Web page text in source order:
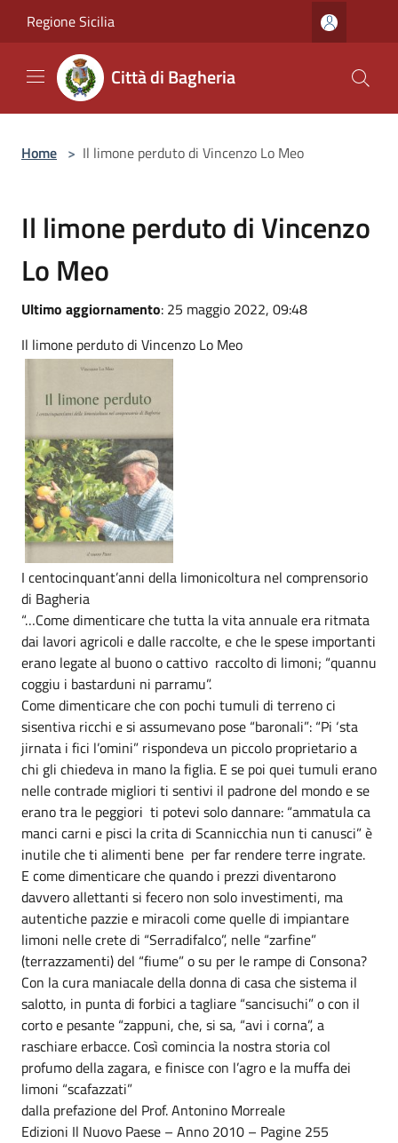
Regione Sicilia
Città di Bagheria
Home > Il limone perduto di Vincenzo Lo Meo
Il limone perduto di Vincenzo
Lo Meo
Ultimo aggiornamento: 25 maggio 2022, 09:48
Il limone perduto di Vincenzo Lo Meo
I centocinquant’anni della limonicoltura nel comprensorio
di Bagheria
“…Come dimenticare che tutta la vita annuale era ritmata
dai lavori agricoli e dalle raccolte, e che le spese importanti
erano legate al buono o cattivo raccolto di limoni; “quannu
coggiu i bastarduni ni parramu”.
Come dimenticare che con pochi tumuli di terreno ci
sisentiva ricchi e si assumevano pose “baronali”: “Pi ‘sta
jirnata i fici l’omini” rispondeva un piccolo proprietario a
chi gli chiedeva in mano la figlia. E se poi quei tumuli erano
nelle contrade migliori ti sentivi il padrone del mondo e se
erano tra le peggiori ti potevi solo dannare: “ammatula ca
manci carni e pisci la crita di Scannicchia nun ti canusci” è
inutile che ti alimenti bene per far rendere terre ingrate.
E come dimenticare che quando i prezzi diventarono
davvero allettanti si fecero non solo investimenti, ma
autentiche pazzie e miracoli come quelle di impiantare
limoni nelle crete di “Serradifalco”, nelle “zarfine”
(terrazzamenti) del “fiume” o su per le rampe di Consona?
Con la cura maniacale della donna di casa che sistema il
salotto, in punta di forbici a tagliare “sancisuchi” o con il
corto e pesante “zappuni, che, si sa, “avi i corna”, a
raschiare erbacce. Così comincia la nostra storia col
profumo della zagara, e finisce con l’agro e la muffa dei
limoni “scafazzati”
dalla prefazione del Prof. Antonino Morreale
Edizioni Il Nuovo Paese – Anno 2010 – Pagine 255